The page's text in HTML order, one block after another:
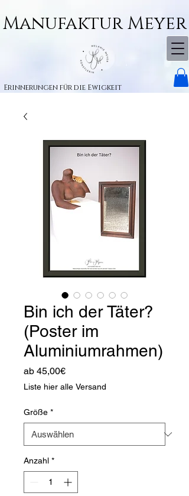
Erinnerungen für die Ewigkeit
Manufaktur Meyer
Bin ich der Täter?
(Poster im
Aluminiumrahmen)
ab 45,00€Sale-
Preis
Liste hier alle Versand
Größe *
Anzahl *